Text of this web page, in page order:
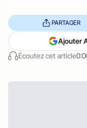
Écoutez cet article
PARTAGER
Ajouter